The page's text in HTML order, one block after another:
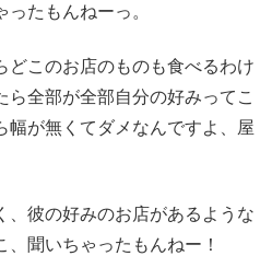
たもんねーっ。
どこのお店のものも食べるわけ
ら全部が全部自分の好みってこ
幅が無くてダメなんですよ、屋
、彼の好みのお店があるような
聞いちゃったもんねー！